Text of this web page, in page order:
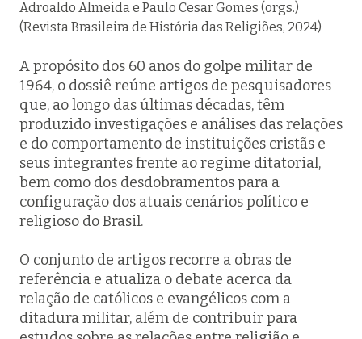
Adroaldo Almeida e Paulo Cesar Gomes (orgs.)
(Revista Brasileira de História das Religiões, 2024)
A propósito dos 60 anos do golpe militar de
1964, o dossiê reúne artigos de pesquisadores
que, ao longo das últimas décadas, têm
produzido investigações e análises das relações
e do comportamento de instituições cristãs e
seus integrantes frente ao regime ditatorial,
bem como dos desdobramentos para a
configuração dos atuais cenários político e
religioso do Brasil.
O conjunto de artigos recorre a obras de
referência e atualiza o debate acerca da
relação de católicos e evangélicos com a
ditadura militar, além de contribuir para